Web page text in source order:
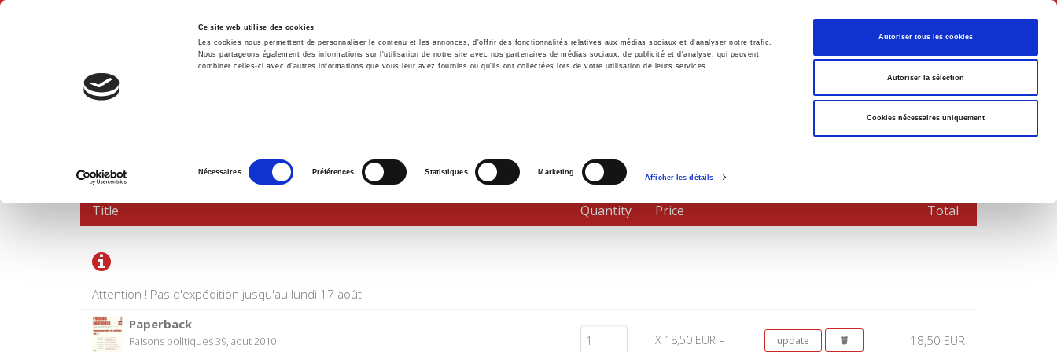
Ce site web utilise des cookies
Les cookies nous permettent de personnaliser le contenu et les annonces, d'offrir des fonctionnalités relatives aux médias sociaux et d'analyser notre trafic.
Nous partageons également des informations sur l'utilisation de notre site avec nos partenaires de médias sociaux, de publicité et d'analyse, qui peuvent
combiner celles-ci avec d'autres informations que vous leur avez fournies ou qu'ils ont collectées lors de votre utilisation de leurs services.
consentement
Nécessaires Préférences Statistiques Marketing
Afficher les détails
Autoriser tous les cookies
Autoriser la sélection
Cookies nécessaires uniquement
English
Home Environment History International Politics
SHOPPING CART
Attention ! Pas d'expédition jusqu'au lundi 17 août
Title Quantity Price Total
Paperback
Raisons politiques 39, aout 2010
X 18,50 EUR = 18,50 EUR